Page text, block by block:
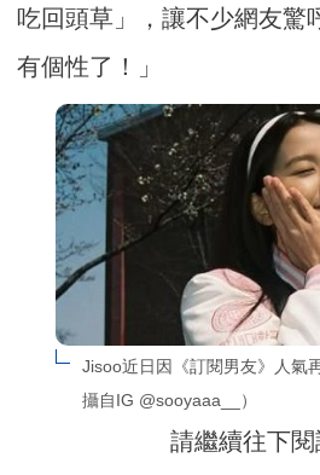
吃回頭草」，讓不少網友驚
有個性了！」
Jisoo近日因《訂閱男友》人氣
攝自IG @sooyaaa__）
請繼續往下